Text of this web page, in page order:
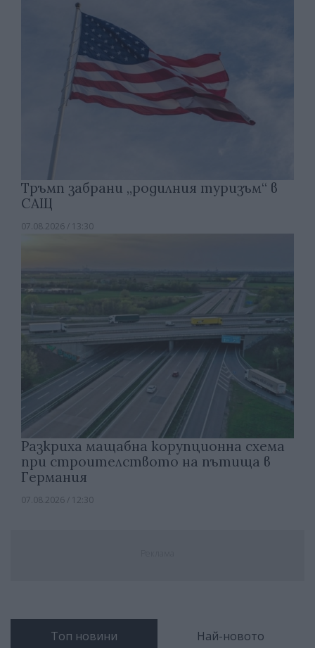
Тръмп забрани „родилния туризъм“ в
САЩ
07.08.2026 / 13:30
Разкриха мащабна корупционна схема
при строителството на пътища в
Германия
07.08.2026 / 12:30
Топ новини Най-новото